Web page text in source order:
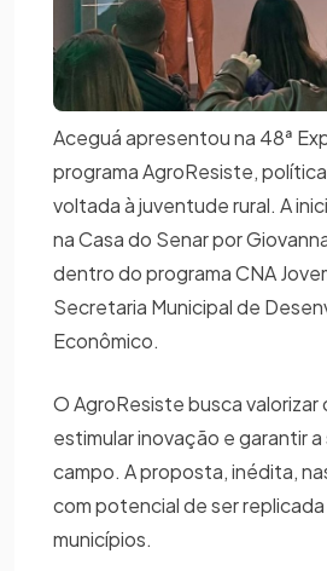
Aceguá apresentou na 48ª
programa AgroResiste,
voltada à juventude rural. A
na Casa do Senar por
dentro do programa CNA
Secretaria Municipal de
Econômico.
O AgroResiste busca valorizar
estimular inovação e garantir
campo. A proposta, inédita,
com potencial de ser
municípios.